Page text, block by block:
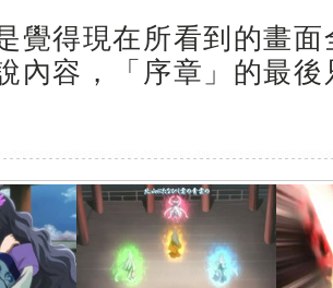
覺得現在所看到的畫
內容，「序章」的最